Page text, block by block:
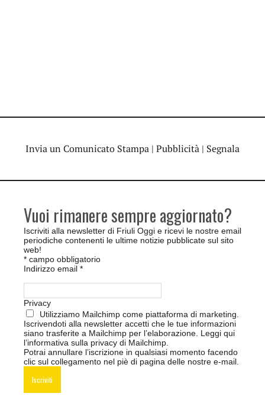
Invia un Comunicato Stampa | Pubblicità | Segnala
Vuoi rimanere sempre aggiornato?
Iscriviti alla newsletter di Friuli Oggi e ricevi le nostre email
periodiche contenenti le ultime notizie pubblicate sul sito
web!
* campo obbligatorio
Indirizzo email *
Privacy
Utilizziamo Mailchimp come piattaforma di marketing.
Iscrivendoti alla newsletter accetti che le tue informazioni
siano trasferite a Mailchimp per l’elaborazione. Leggi qui
l’informativa sulla privacy di Mailchimp
Potrai annullare l’iscrizione in qualsiasi momento facendo
clic sul collegamento nel piè di pagina delle nostre e-mail.